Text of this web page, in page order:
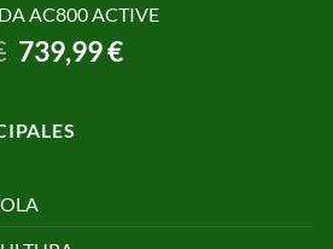
era:
582,46 €.
es:
484,99 €.
AC800 ACTIVE
El
precio
era:
739,99€El